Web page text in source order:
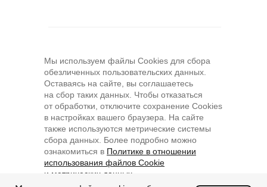
Мы используем файлы Cookies для сбора
обезличенных пользовательских данных.
Оставаясь на сайте, вы соглашаетесь
на сбор таких данных. Чтобы отказаться
от обработки, отключите сохранение Cookies
в настройках вашего браузера. На сайте
также используются метрические системы
сбора данных. Более подробно можно
ознакомиться в Политике в отношении
использования файлов Cookie
и метрических данных